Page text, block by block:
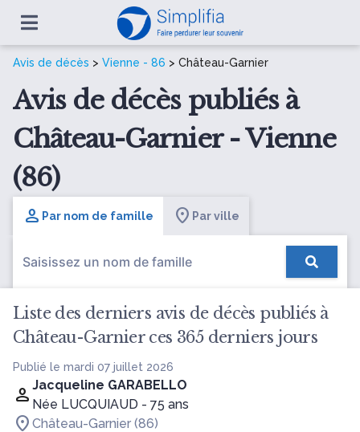
Avis de décès > Vienne - 86 > Château-Garnier
Avis de décès publiés à
Château-Garnier - Vienne
(86)
Par nom de famille Par ville
Liste des derniers avis de décès publiés à
Château-Garnier ces 365 derniers jours
Publié le mardi 07 juillet 2026
Jacqueline GARABELLO
Née LUCQUIAUD - 75 ans
Château-Garnier (86)